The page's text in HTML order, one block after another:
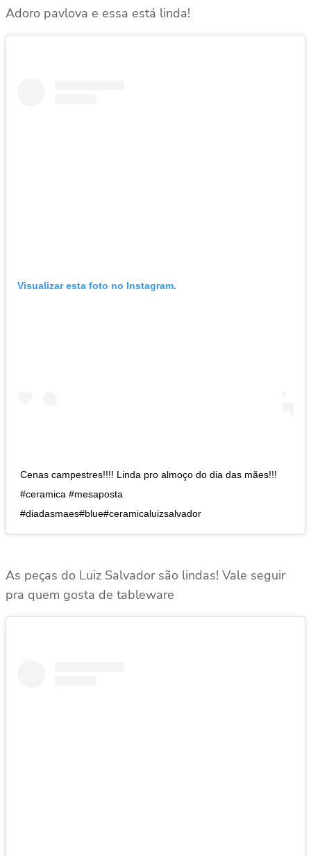
Adoro pavlova e essa está linda!
Visualizar esta foto no Instagram.
Cenas campestres!!!! Linda pro almoço do dia das mães!!!
#ceramica #mesaposta
#diadasmaes#blue#ceramicaluizsalvador
As peças do Luiz Salvador são lindas! Vale seguir
pra quem gosta de tableware